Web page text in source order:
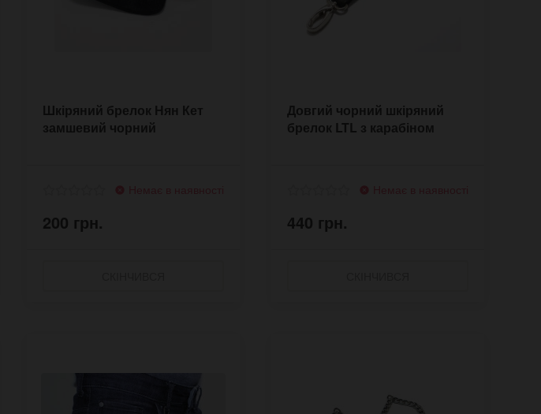
Шкіряний брелок Нян Кет
замшевий чорний
200 грн.
Довгий чорний шкіряний
брелок LTL з карабіном
440 грн.